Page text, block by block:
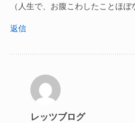
（人生で、お腹こわしたことほぼ
返信
レッツブログ